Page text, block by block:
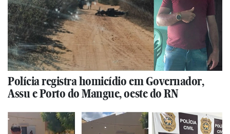
Polícia registra homicídio em Governador,
Assu e Porto do Mangue, oeste do RN